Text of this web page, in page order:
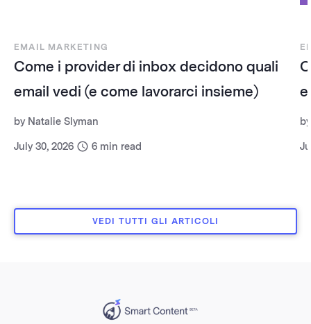
EMAIL MARKETING
Come i provider di inbox decidono quali
email vedi (e come lavorarci insieme)
by Natalie Slyman
July 30, 2026 6 min read
VEDI TUTTI GLI ARTICOLI